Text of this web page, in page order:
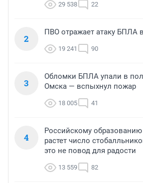
29 538 22
2
ПВО отражает атаку БПЛА
19 241 90
3
Обломки БПЛА упали в
Омска — вспыхнул пожар
18 005 41
4
Российскому образованию
растет число
это не повод для радости
13 559 82